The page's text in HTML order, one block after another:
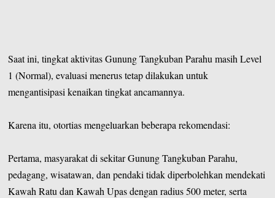
Saat ini, tingkat aktivitas Gunung Tangkuban Parahu masih Level
1 (Normal), evaluasi menerus tetap dilakukan untuk
mengantisipasi kenaikan tingkat ancamannya.
Karena itu, otortias mengeluarkan beberapa rekomendasi:
Pertama, masyarakat di sekitar Gunung Tangkuban Parahu,
pedagang, wisatawan, dan pendaki tidak diperbolehkan mendekati
Kawah Ratu dan Kawah Upas dengan radius 500 meter, serta